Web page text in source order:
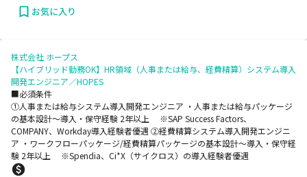
お気に入り
株式会社 ホープス
【ハイブリッド勤務OK】HR領域（人事または給与、経費精算）システム導入
開発エンジニア／HOPES
■必須条件
➀人事または給与システム導入開発エンジニア ・人事または給与パッケージ
の基本設計～導入・保守経験 2年以上 ※SAP Success Factors、
COMPANY、Workday導入経験者優遇 ➁経費精算システム導入開発エンジニ
ア ・ワークフローパッケージ/経費精算パッケージの基本設計～導入・保守経
験 2年以上 ※Spendia、Ci*X（サイクロス）の導入経験者優遇